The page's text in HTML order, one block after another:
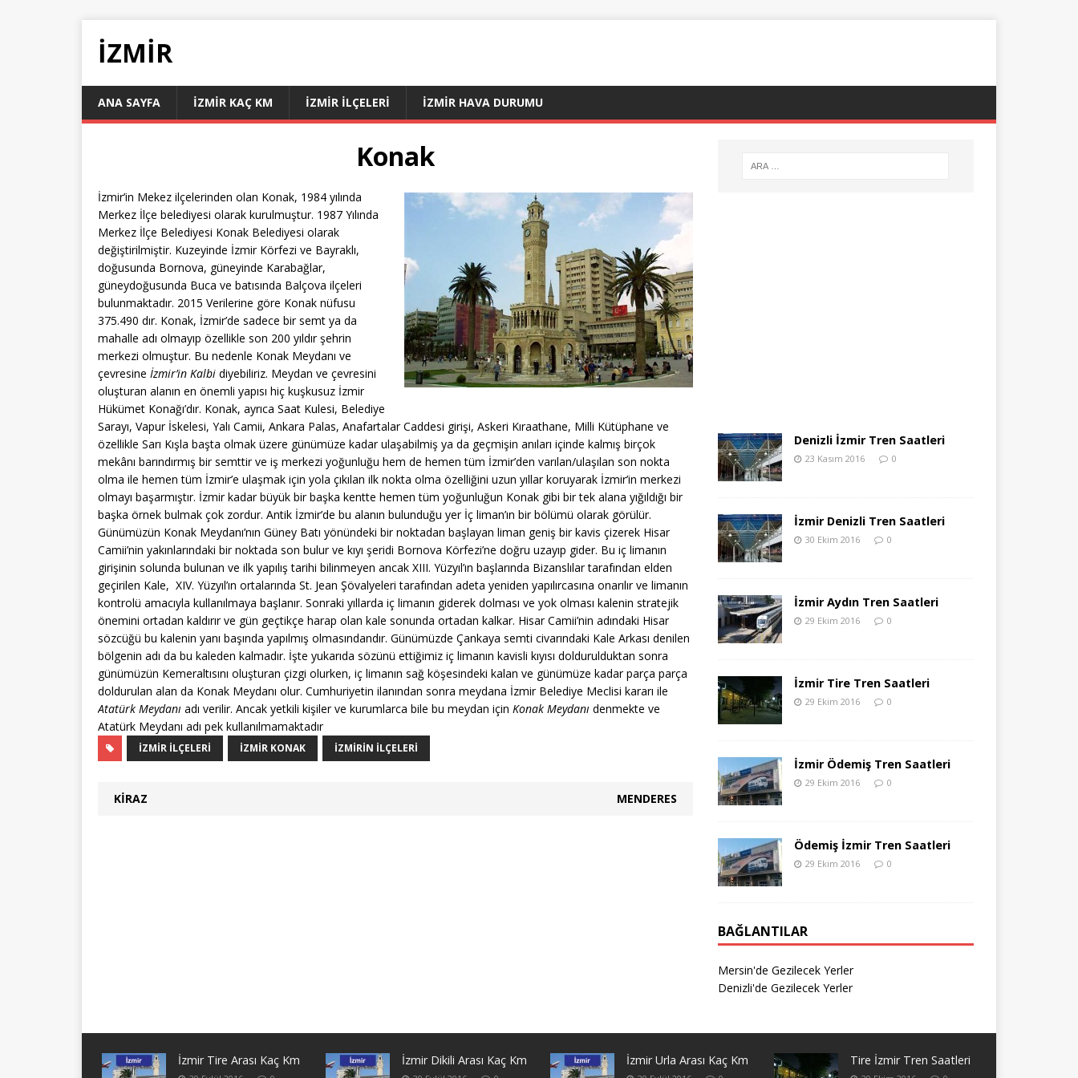
İZMIR
ANA SAYFA İZMIR KAÇ KM İZMIR İLÇELERI İZMIR HAVA DURUMU
Konak
İzmir’in Mekez ilçelerinden olan Konak, 1984 yılında
Merkez İlçe belediyesi olarak kurulmuştur. 1987 Yılında
Merkez İlçe Belediyesi Konak Belediyesi olarak
değiştirilmiştir. Kuzeyinde İzmir Körfezi ve Bayraklı,
doğusunda Bornova, güneyinde Karabağlar,
güneydoğusunda Buca ve batısında Balçova ilçeleri
bulunmaktadır. 2015 Verilerine göre Konak nüfusu
375.490 dır. Konak, İzmir’de sadece bir semt ya da
mahalle adı olmayıp özellikle son 200 yıldır şehrin
merkezi olmuştur. Bu nedenle Konak Meydanı ve
çevresine İzmir’in Kalbi diyebiliriz. Meydan ve çevresini
oluşturan alanın en önemli yapısı hiç kuşkusuz İzmir
Hükümet Konağı’dır. Konak, ayrıca Saat Kulesi, Belediye
Sarayı, Vapur İskelesi, Yalı Camii, Ankara Palas, Anafartalar Caddesi girişi, Askeri Kıraathane, Milli Kütüphane ve
özellikle Sarı Kışla başta olmak üzere günümüze kadar ulaşabilmiş ya da geçmişin anıları içinde kalmış birçok
mekânı barındırmış bir semttir ve iş merkezi yoğunluğu hem de hemen tüm İzmir’den varılan/ulaşılan son nokta
olma ile hemen tüm İzmir’e ulaşmak için yola çıkılan ilk nokta olma özelliğini uzun yıllar koruyarak İzmir’in merkezi
olmayı başarmıştır. İzmir kadar büyük bir başka kentte hemen tüm yoğunluğun Konak gibi bir tek alana yığıldığı bir
başka örnek bulmak çok zordur. Antik İzmir’de bu alanın bulunduğu yer İç liman’ın bir bölümü olarak görülür.
Günümüzün Konak Meydanı’nın Güney Batı yönündeki bir noktadan başlayan liman geniş bir kavis çizerek Hisar
Camii’nin yakınlarındaki bir noktada son bulur ve kıyı şeridi Bornova Körfezi’ne doğru uzayıp gider. Bu iç limanın
girişinin solunda bulunan ve ilk yapılış tarihi bilinmeyen ancak XIII. Yüzyıl’ın başlarında Bizanslılar tarafından elden
geçirilen Kale, XIV. Yüzyıl’ın ortalarında St. Jean Şövalyeleri tarafından adeta yeniden yapılırcasına onarılır ve limanın
kontrolü amacıyla kullanılmaya başlanır. Sonraki yıllarda iç limanın giderek dolması ve yok olması kalenin stratejik
önemini ortadan kaldırır ve gün geçtikçe harap olan kale sonunda ortadan kalkar. Hisar Camii’nin adındaki Hisar
sözcüğü bu kalenin yanı başında yapılmış olmasındandır. Günümüzde Çankaya semti civarındaki Kale Arkası denilen
bölgenin adı da bu kaleden kalmadır. İşte yukarıda sözünü ettiğimiz iç limanın kavisli kıyısı doldurulduktan sonra
günümüzün Kemeraltısını oluşturan çizgi olurken, iç limanın sağ köşesindeki kalan ve günümüze kadar parça parça
doldurulan alan da Konak Meydanı olur. Cumhuriyetin ilanından sonra meydana İzmir Belediye Meclisi kararı ile
Atatürk Meydanı adı verilir. Ancak yetkili kişiler ve kurumlarca bile bu meydan için Konak Meydanı denmekte ve
Atatürk Meydanı adı pek kullanılmamaktadır
IZMIR ILÇELERI İZMIR KONAK İZMIRIN ILÇELERI
KIRAZ MENDERES
Denizli İzmir Tren Saatleri
23 Kasım 2016 0
İzmir Denizli Tren Saatleri
30 Ekim 2016 0
İzmir Aydın Tren Saatleri
29 Ekim 2016 0
İzmir Tire Tren Saatleri
29 Ekim 2016 0
İzmir Ödemiş Tren Saatleri
29 Ekim 2016 0
Ödemiş İzmir Tren Saatleri
29 Ekim 2016 0
BAĞLANTILAR
Mersin'de Gezilecek Yerler
Denizli'de Gezilecek Yerler
İzmir Tire Arası Kaç Km İzmir Dikili Arası Kaç Km İzmir Urla Arası Kaç Km Tire İzmir Tren Saatleri